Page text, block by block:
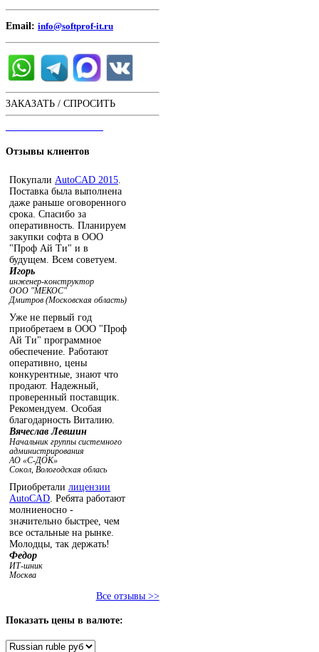
Email: info@softprof-it.ru
ЗАКАЗАТЬ / СПРОСИТЬ
Отзывы клиентов
Покупали AutoCAD 2015
Поставка была выполнена
даже раньше оговоренного
срока. Спасибо за
оперативность. Планируем
закупки софта в ООО
"Проф Ай Ти" и в
будущем. Всем советуем.
Игорь
инженер-конструктор
ООО "МЕКОС"
Дмитров (Московская область)
Уже не первый год
приобретаем в ООО "Проф
Ай Ти" программное
обеспечение. Работают
оперативно, цены
конкурентные, знают что
продают. Надежный,
проверенный поставщик.
Рекомендуем. Особая
благодарность Виталию.
Вячеслав Левшин
Начальник группы системного
администрирования
АО «С-ДОК»
Сокол, Вологодская облась
Приобретали лицензии
AutoCAD . Ребята работают
молниеносно -
значительно быстрее, чем
все остальные на рынке.
Молодцы, так держать!
Федор
ИТ-шник
Москва
Все отзывы >>
Показать цены в валюте: